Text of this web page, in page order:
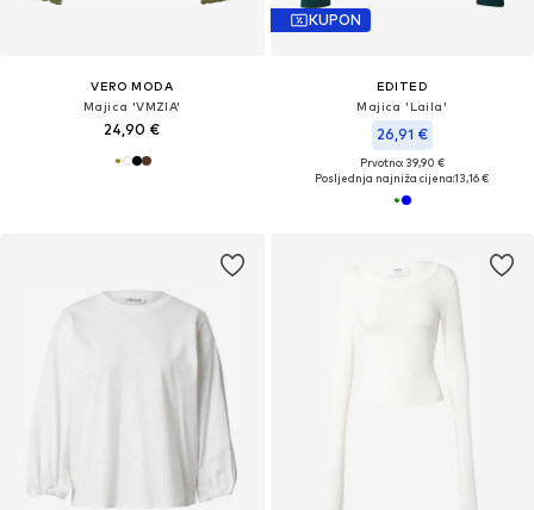
VERO MODA
Majica 'VMZIA'
24,90 €
KUPON
EDITED
Majica 'Laila'
26,91 €
Prvotno: 39,90 €
Posljednja najniža cijena:13,16 €